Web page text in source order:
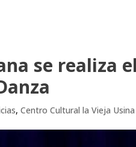
se realiza
,Centro Cultural la Vieja Usina